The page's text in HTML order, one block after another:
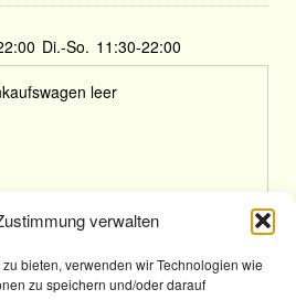
verwalten
bieten, verwenden wir Technologien wie
zu speichern und/oder darauf
Di.-So. 11:30-22:00
leer